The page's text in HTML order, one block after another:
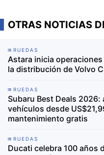
OTRAS NOTICIAS
RUEDAS
Astara inicia
la distribución de Volvo
RUEDAS
Subaru Best Deals
vehículos desde
mantenimiento gratis
RUEDAS
Ducati celebra 100 años